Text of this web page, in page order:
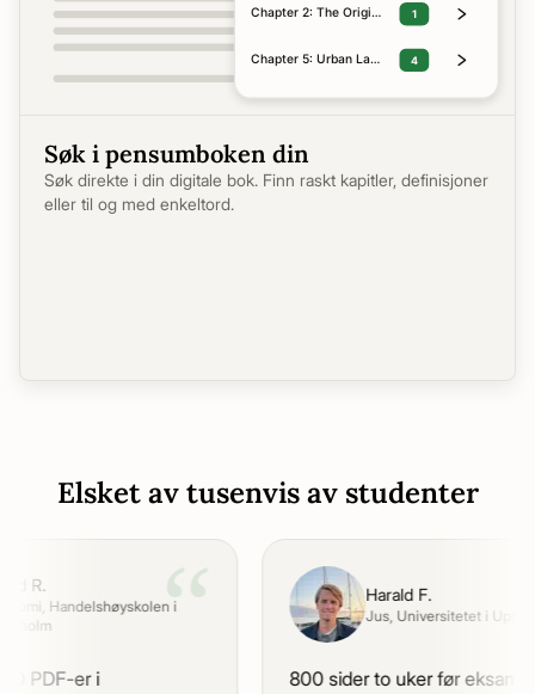
Søk i pensumboken din
Søk direkte i din digitale bok. Finn raskt kapitler, definisjoner
eller til og med enkeltord.
Elsket av tusenvis av studenter
“
R.
, Handelshøyskolen i
PDF-er i
Harald F.
Jus, Universitetet i Uppsala
800 sider to uker før